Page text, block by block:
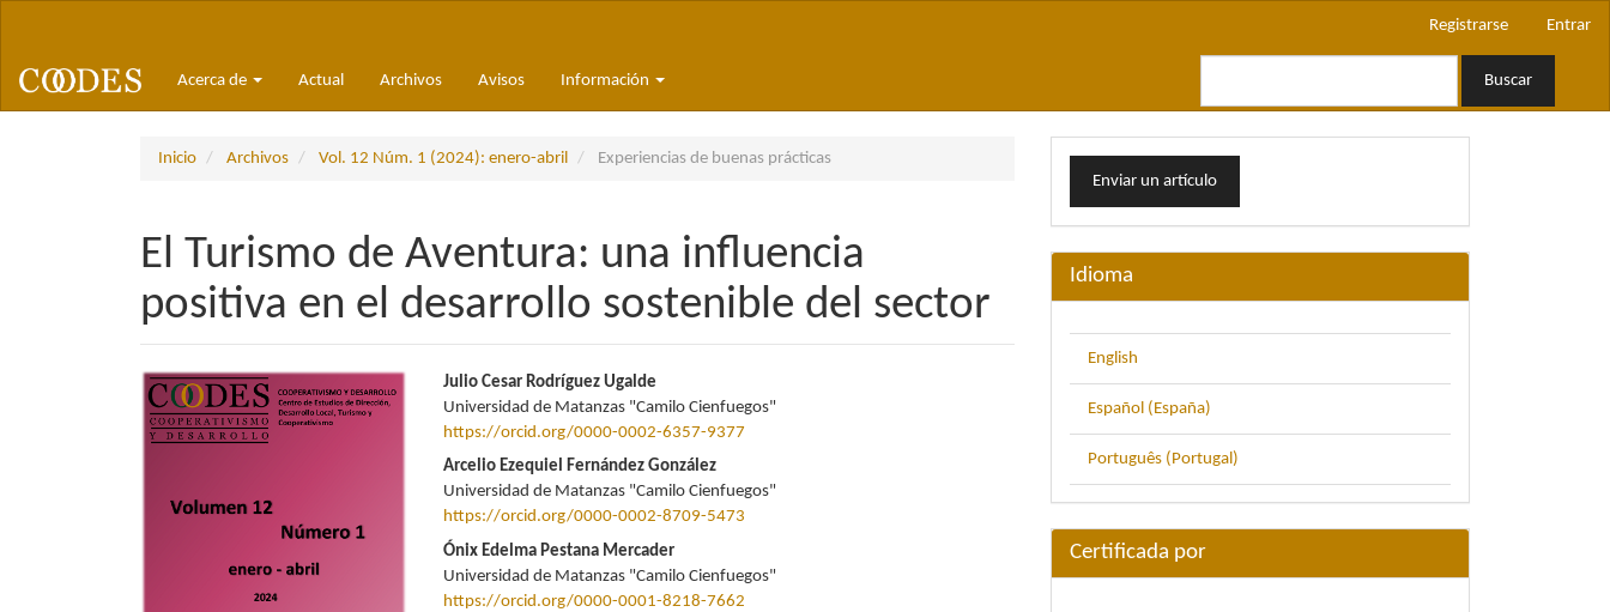
principal
Barra
Registrarse Entrar
Acerca de Actual Archivos Avisos Información Buscar
Inicio Archivos Vol. 12 Núm. 1 (2024): enero-abril Experiencias de buenas prácticas
El Turismo de Aventura: una influencia
positiva en el desarrollo sostenible del sector
Barra
lateral
artículo
Contenido
principal
del
artículo
Julio Cesar Rodríguez Ugalde
Universidad de Matanzas "Camilo Cienfuegos"
https://orcid.org/0000-0002-6357-9377
Arcelio Ezequiel Fernández González
Universidad de Matanzas "Camilo Cienfuegos"
https://orcid.org/0000-0002-8709-5473
Ónix Edelma Pestana Mercader
Universidad de Matanzas "Camilo Cienfuegos"
https://orcid.org/0000-0001-8218-7662
Enviar
unEnviar un artículo
Idioma
English
Español (España)
Português (Portugal)
Certificada por